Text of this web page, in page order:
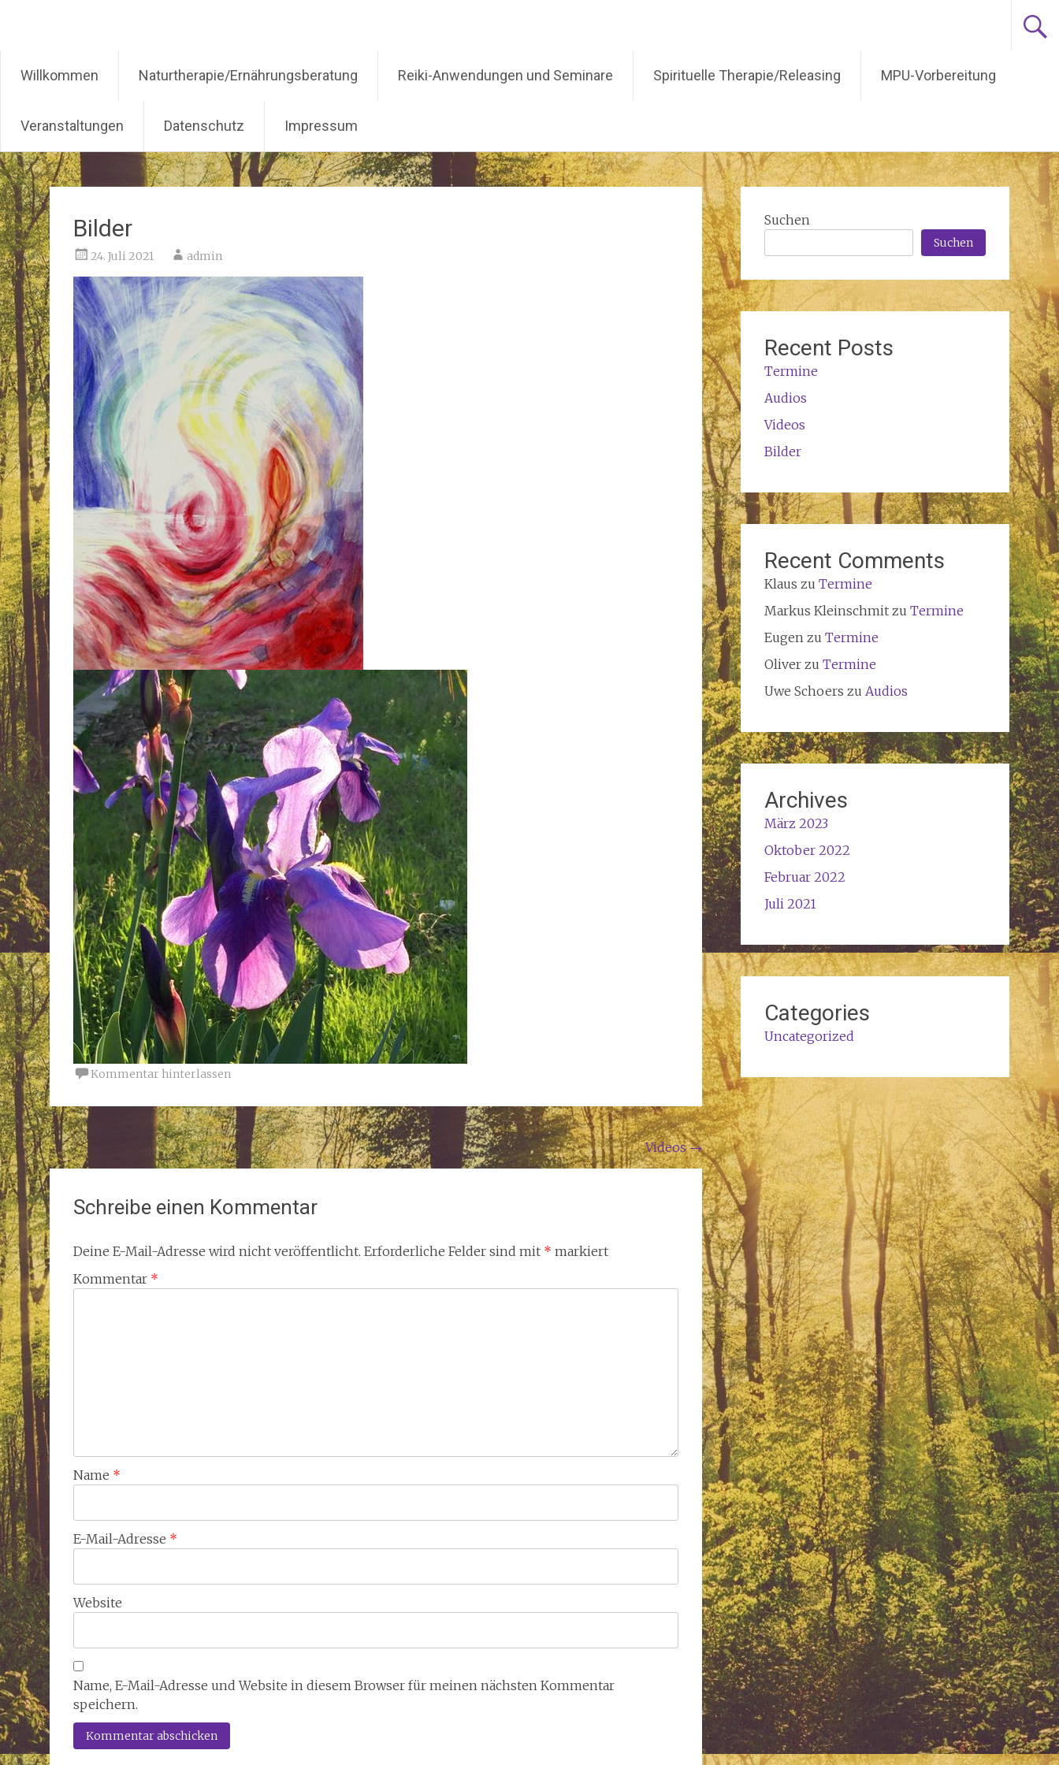
Zum
Inhalt
springen
Willkommen Naturtherapie/Ernährungsberatung Reiki-Anwendungen und Seminare Spirituelle Therapie/Releasing MPU-Vorbereitung
Veranstaltungen Datenschutz Impressum
Bilder
24. Juli 2021 admin
Kommentar hinterlassen
Beitragsnavigation Videos→
Schreibe einen Kommentar
Deine E-Mail-Adresse wird nicht veröffentlicht. Erforderliche Felder sind mit * markiert
Kommentar *
Name *
E-Mail-Adresse *
Website
Name, E-Mail-Adresse und Website in diesem Browser für meinen nächsten Kommentar
speichern.
Suchen
Suchen
Recent Posts
Termine
Audios
Videos
Bilder
Recent Comments
Klaus zu Termine
Markus Kleinschmitzu Termine
Eugenzu Termine
Oliverzu Termine
Uwe Schoers zu Audios
Archives
März 2023
Oktober 2022
Februar 2022
Juli 2021
Categories
Uncategorized